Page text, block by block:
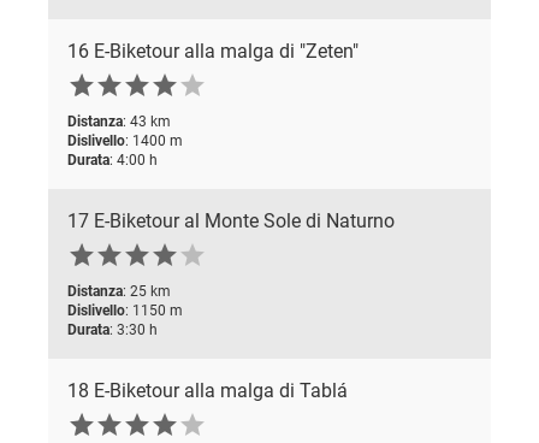
16 E-Biketour alla malga di "Zeten"


Distanza: 43 km
Dislivello: 1400 m
Durata: 4:00 h
17 E-Biketour al Monte Sole di Naturno


Distanza: 25 km
Dislivello: 1150 m
Durata: 3:30 h
18 E-Biketour alla malga di Tablá

